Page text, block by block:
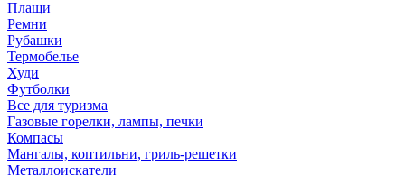
Плащи
Ремни
Рубашки
Термобелье
Худи
Футболки
Все для туризма
Газовые горелки, лампы, печки
Компасы
Мангалы, коптильни, гриль-решетки
Металлоискатели